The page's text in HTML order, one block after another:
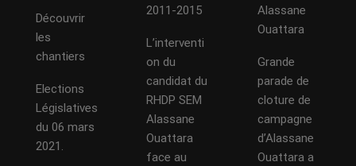
Découvrir
les
chantiers
Elections
Législatives
du 06 mars
2021.
2011-2015
L’interventi
on du
candidat du
RHDP SEM
Alassane
Ouattara
face au
Alassane
Ouattara
Grande
parade de
cloture de
campagne
d’Alassane
Ouattara a